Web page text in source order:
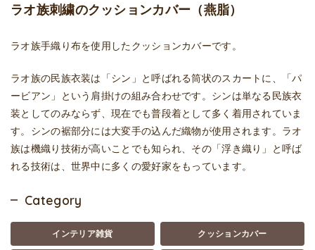
ラオ族刺繍のクッションカバー（燕脂）
ラオ族手織り布を使用したクッションカバーです。
ラオ族の民族衣装は「シン」と呼ばれる筒状のスカートに、「パ
ービアン」という肩掛けの組み合わせです。シンは単なる民族衣
装としてのみならず、現在でも普段着として多く着用されていま
す。シンの裾部分には大変手の込んだ織物が使用されます。ラオ
族は機織り技術が高いことでも知られ、その「浮き織り」と呼ば
れる技術は、世界中に多くの愛好家をもっています。
Category
インテリア雑貨 クッションカバー